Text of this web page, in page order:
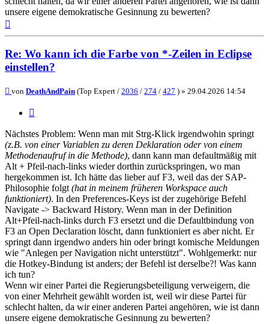
unsere eigene demokratische Gesinnung zu bewerten?
Re: Wo kann ich die Farbe von *-Zeilen in Eclipse
einstellen?
Beitrag
von DeathAndPain (Top Expert / 2036 / 274 / 427 ) » 29.04.2026 14:54
Nächstes Problem: Wenn man mit Strg-Klick irgendwohin springt
(z.B. von einer Variablen zu deren Deklaration oder von einem
Methodenaufruf in die Methode), dann kann man defaultmäßig mit
Alt + Pfeil-nach-links wieder dorthin zurückspringen, wo man
hergekommen ist. Ich hätte das lieber auf F3, weil das der SAP-
Philosophie folgt (hat in meinem früheren Workspace auch
funktioniert). In den Preferences-Keys ist der zugehörige Befehl
Navigate -> Backward History. Wenn man in der Definition
Alt+Pfeil-nach-links durch F3 ersetzt und die Defaultbindung von
F3 an Open Declaration löscht, dann funktioniert es aber nicht. Er
springt dann irgendwo anders hin oder bringt komische Meldungen
wie "Anlegen per Navigation nicht unterstützt". Wohlgemerkt: nur
die Hotkey-Bindung ist anders; der Befehl ist derselbe?! Was kann
ich tun?
Wenn wir einer Partei die Regierungsbeteiligung verweigern, die
von einer Mehrheit gewählt worden ist, weil wir diese Partei für
schlecht halten, da wir einer anderen Partei angehören, wie ist dann
unsere eigene demokratische Gesinnung zu bewerten?